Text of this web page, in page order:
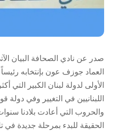
صدر عن نادي الصحافة البيان
العماد جوزف عون بإنتخابه
الأولى لدولة لبنان الكبير التي
اللبنانيين في التغيير وفي دولة
والحروب التي أعادت بلادنا
الحقيقة للبدء بمرحلة جديدة في